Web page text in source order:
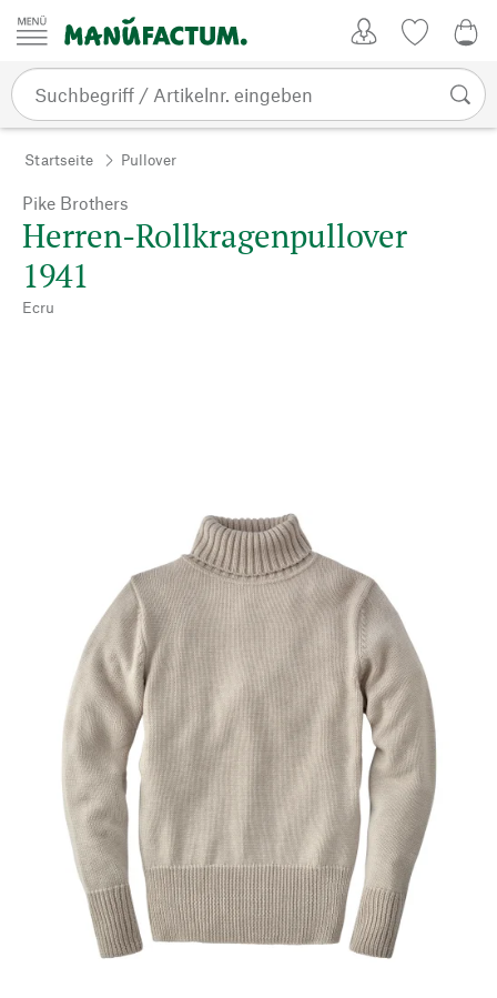
Zum Inhalt springen
Startseite Pullover
Pike Brothers
Herren-Rollkragenpullover
1941
Ecru